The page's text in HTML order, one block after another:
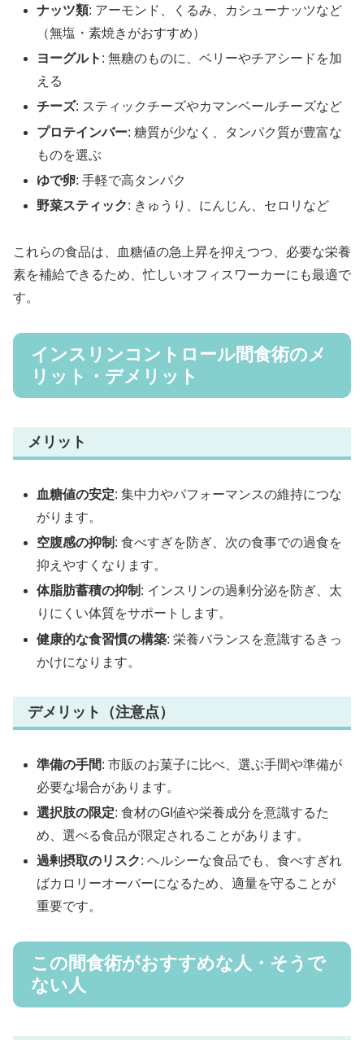
ナッツ類: アーモンド、くるみ、カシューナッツなど
（無塩・素焼きがおすすめ）
ヨーグルト : 無糖のものに、ベリーやチアシードを加
える
チーズ: スティックチーズやカマンベールチーズなど
プロテインバー: 糖質が少なく、タンパク質が豊富な
ものを選ぶ
ゆで卵: 手軽で高タンパク
野菜スティック: きゅうり、にんじん、セロリなど
これらの食品は、血糖値の急上昇を抑えつつ、必要な栄養
素を補給できるため、忙しいオフィスワーカーにも最適で
す。
インスリンコントロール間食術のメ
リット・デメリット
メリット
血糖値の安定: 集中力やパフォーマンスの維持につな
がります。
空腹感の抑制 : 食べすぎを防ぎ、次の食事での過食を
抑えやすくなります。
体脂肪蓄積の抑制 : インスリンの過剰分泌を防ぎ、太
りにくい体質をサポートします。
健康的な食習慣の構築: 栄養バランスを意識するきっ
かけになります。
デメリット（注意点）
準備の手間: 市販のお菓子に比べ、選ぶ手間や準備が
必要な場合があります。
選択肢の限定: 食材のGI値や栄養成分を意識するた
め、選べる食品が限定されることがあります。
過剰摂取のリスク: ヘルシーな食品でも、食べすぎれ
ばカロリーオーバーになるため、適量を守ることが
重要です。
この間食術がおすすめな人・そうで
ない人